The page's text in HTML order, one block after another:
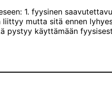
1. fyysinen
mutta sitä ennen
pystyy käyttämään